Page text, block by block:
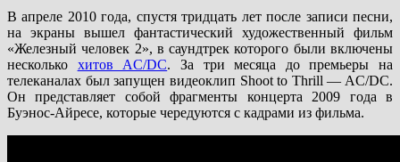
В апреле 2010 года, спустя тридцать лет после записи песни,
на экраны вышел фантастический художественный фильм
«Железный человек 2», в саундтрек которого были включены
несколько хитов AC/DC. За три месяца до премьеры на
телеканалах был запущен видеоклип Shoot to Thrill — AC/DC.
Он представляет собой фрагменты концерта 2009 года в
Буэнос-Айресе, которые чередуются с кадрами из фильма.